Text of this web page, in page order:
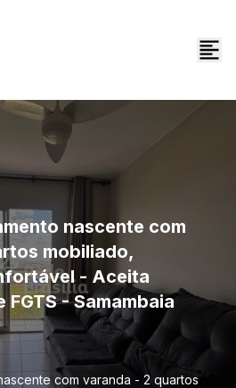
nascente com
mobiliado,
- Aceita
- Samambaia
com varanda - 2 quartos